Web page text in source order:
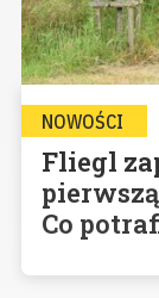
NOWOŚCI
Fliegl
Co